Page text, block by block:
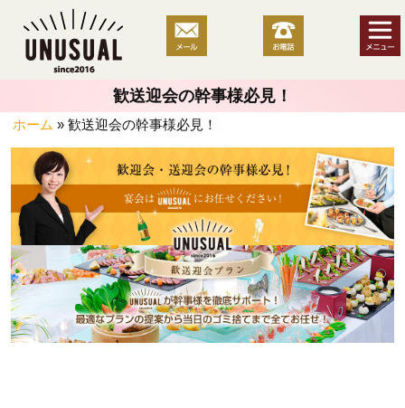
ス
プ
歓送迎会の幹事様必見！
ホーム » 歓送迎会の幹事様必見！